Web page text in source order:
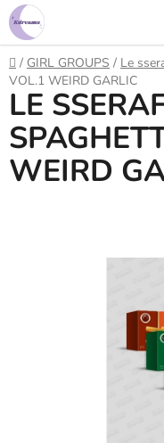
Prejsť
na
obsah
Domov
/ GIRL GROUPS / Le
VOL.1 WEIRD GARLIC
LE
WEIRD